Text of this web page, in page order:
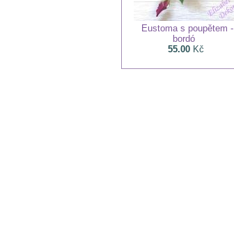
Eustoma s poupětem -
bordó
55.00Kč